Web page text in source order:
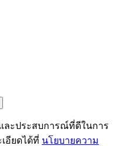
ละประสบการณ์ที่ดีในการ
อียดได้ที่ นโยบายความ